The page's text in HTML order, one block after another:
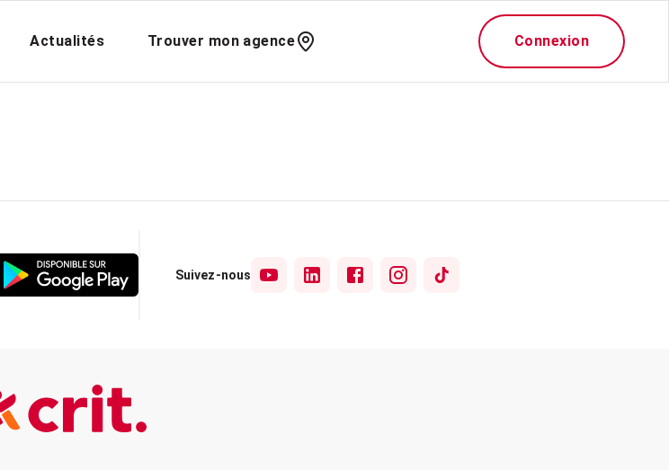
Actualités Trouver mon agence Connexion
Suivez-nous